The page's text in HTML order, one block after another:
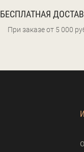
БЕСПЛАТНАЯ
При заказе от 5 000